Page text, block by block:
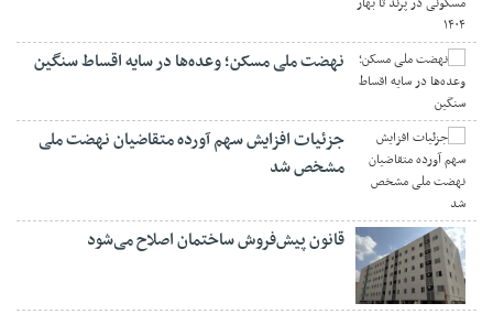
نهضت ملی مسکن؛ وعده‌ها در سایه اقساط سنگین
جزئیات افزایش سهم آورده متقاضیان نهضت ملی
مشخص شد
قانون پیش‌فروش ساختمان اصلاح می‌شود